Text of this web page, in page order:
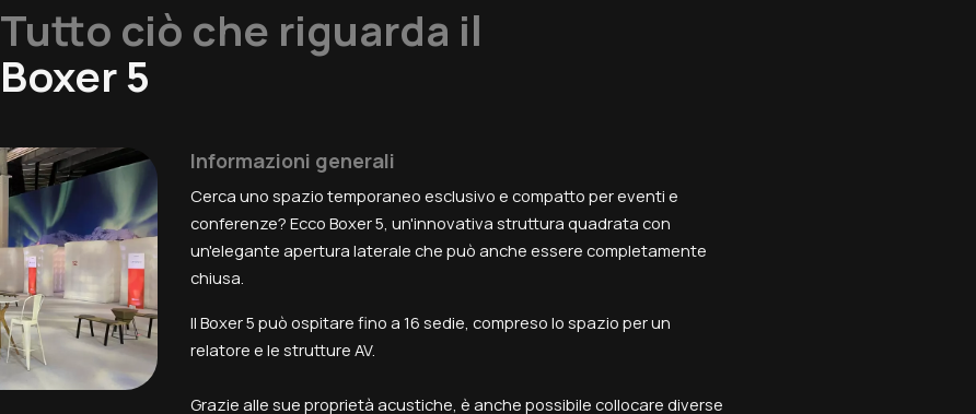
Tutto ciò che riguarda il
Boxer 5
Informazioni generali
Cerca uno spazio temporaneo esclusivo e compatto per eventi e
conferenze? Ecco Boxer 5, un'innovativa struttura quadrata con
un'elegante apertura laterale che può anche essere completamente
chiusa.
Il Boxer 5 può ospitare fino a 16 sedie, compreso lo spazio per un
relatore e le strutture AV.
Grazie alle sue proprietà acustiche, è anche possibile collocare diverse